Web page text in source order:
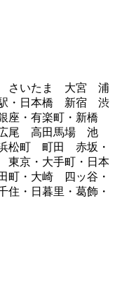
さいたま 大宮 浦
・日本橋 新宿 渋
座・有楽町・新橋
広尾 高田馬場 池
松町 町田 赤坂・
東京・大手町・日本
町・大崎 四ッ谷・
・日暮里・葛飾・